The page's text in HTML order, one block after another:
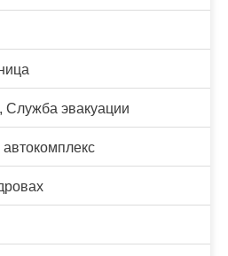
Служба эвакуации